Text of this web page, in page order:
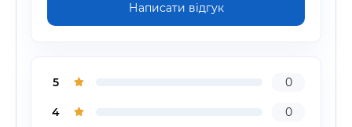
Написати відгук
5 0
4 0